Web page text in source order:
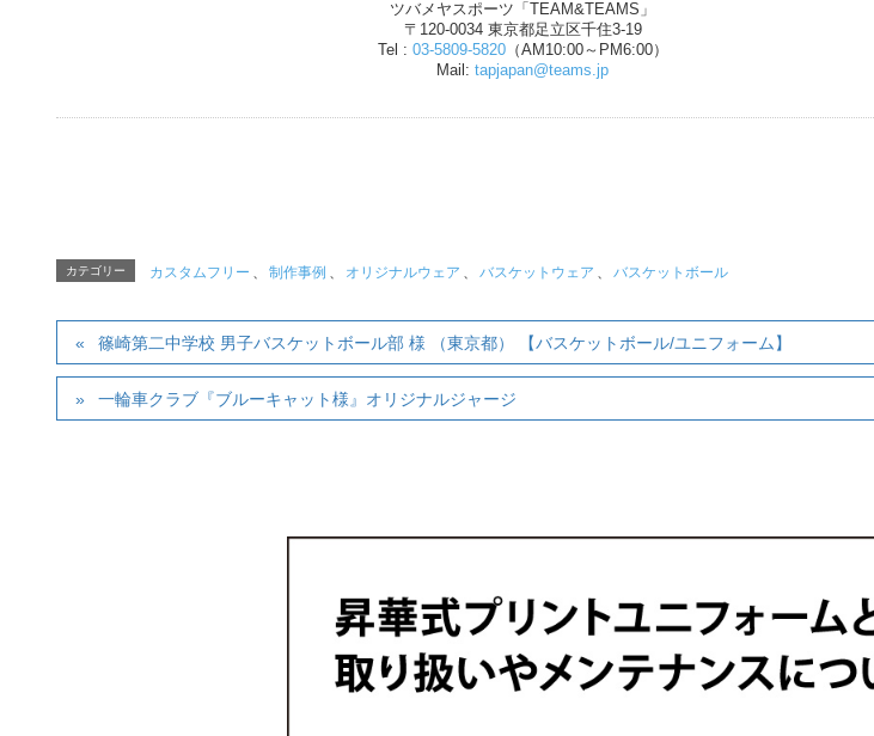
ツバメヤスポーツ「TEAM&TEAMS」
〒120-0034 東京都足立区千住3-19
Tel : 03-5809-5820（AM10:00～PM6:00）
Mail: tapjapan@teams.jp
カテゴリー カスタムフリー 、 制作事例 、 オリジナルウェア 、 バスケットウェア 、 バスケットボール
篠崎第二中学校 男子バスケットボール部 様 （東京都） 【バスケットボール/ユニフォーム】
一輪車クラブ『ブルーキャット様』オリジナルジャージ